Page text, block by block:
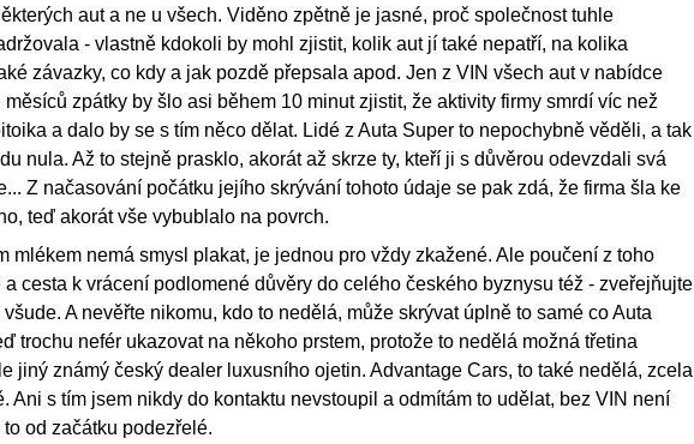
aut a ne u všech. Viděno zpětně je jasné, proč společnost tuhle
- vlastně kdokoli by mohl zjistit, kolik aut jí také nepatří, na kolika
závazky, co kdy a jak pozdě přepsala apod. Jen z VIN všech aut v nabídce
měsíců zpátky by šlo asi během 10 minut zjistit, že aktivity firmy smrdí víc než
a dalo by se s tím něco dělat. Lidé z Auta Super to nepochybně věděli, a tak
nula. Až to stejně prasklo, akorát až skrze ty, kteří ji s důvěrou odevzdali svá
Z načasování počátku jejího skrývání tohoto údaje se pak zdá, že firma šla ke
teď akorát vše vybublalo na povrch.
mlékem nemá smysl plakat, je jednou pro vždy zkažené. Ale poučení z toho
a cesta k vrácení podlomené důvěry do celého českého byznysu též - zveřejňujte
A nevěřte nikomu, kdo to nedělá, může skrývat úplně to samé co Auta
trochu nefér ukazovat na někoho prstem, protože to nedělá možná třetina
jiný známý český dealer luxusního ojetin. Advantage Cars, to také nedělá, zcela
Ani s tím jsem nikdy do kontaktu nevstoupil a odmítám to udělat, bez VIN není
to od začátku podezřelé.